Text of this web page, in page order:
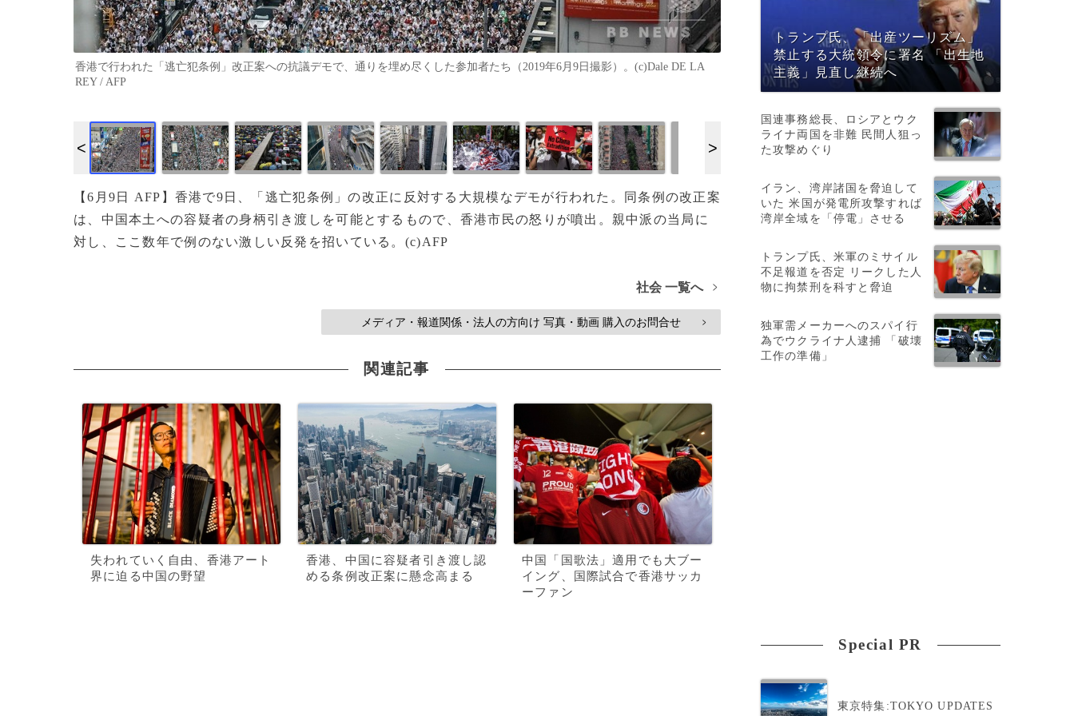
香港で行われた「逃亡犯条例」改正案への抗議デモで、通りを埋め尽くした参加者たち（2019年6月9日撮影）。(c)Dale DE LA
REY / AFP
【6月9日 AFP】香港で9日、「逃亡犯条例」の改正に反対する大規模なデモが行われた。同条例の改正案
は、中国本土への容疑者の身柄引き渡しを可能とするもので、香港市民の怒りが噴出。親中派の当局に
対し、ここ数年で例のない激しい反発を招いている。(c)AFP
社会 一覧へ >
メディア・報道関係・法人の方向け 写真・動画 購入のお問合せ >
関連記事
失われていく自由、香港アート
界に迫る中国の野望
香港、中国に容疑者引き渡し認
める条例改正案に懸念高まる
中国「国歌法」適用でも大ブー
イング、国際試合で香港サッカ
ーファン
トランプ氏、「出産ツーリズム」
禁止する大統領令に署名 「出生地
主義」見直し継続へ
国連事務総長、ロシアとウク
ライナ両国を非難 民間人狙っ
た攻撃めぐり
イラン、湾岸諸国を脅迫して
いた 米国が発電所攻撃すれば
湾岸全域を「停電」させる
トランプ氏、米軍のミサイル
不足報道を否定 リークした人
物に拘禁刑を科すと脅迫
独軍需メーカーへのスパイ行
為でウクライナ人逮捕 「破壊
工作の準備」
Special PR
東京特集:TOKYO UPDATES